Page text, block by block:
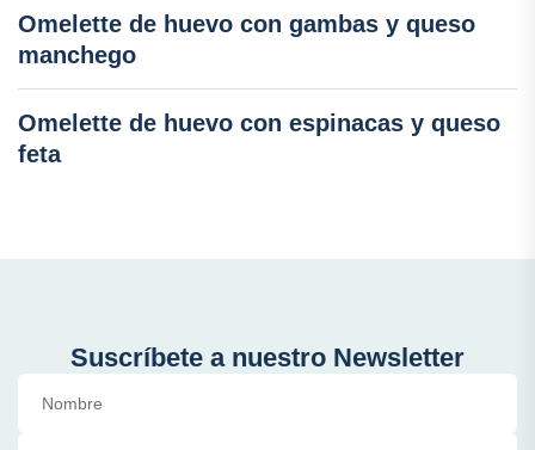
Omelette de huevo con gambas y queso
manchego
Omelette de huevo con espinacas y queso
feta
Suscríbete a nuestro Newsletter